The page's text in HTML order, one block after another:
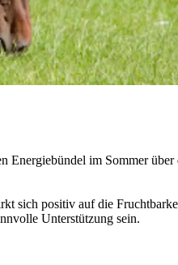
im Sommer
sich positiv auf die
Unterstützung sein.